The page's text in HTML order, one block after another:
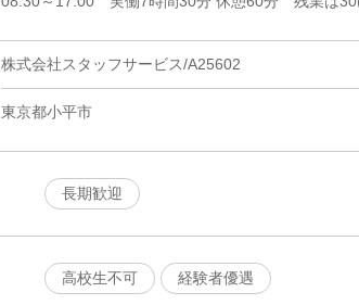
株式会社スタッフサービス/A25602
東京都小平市
長期歓迎
高校生不可
経験者優遇